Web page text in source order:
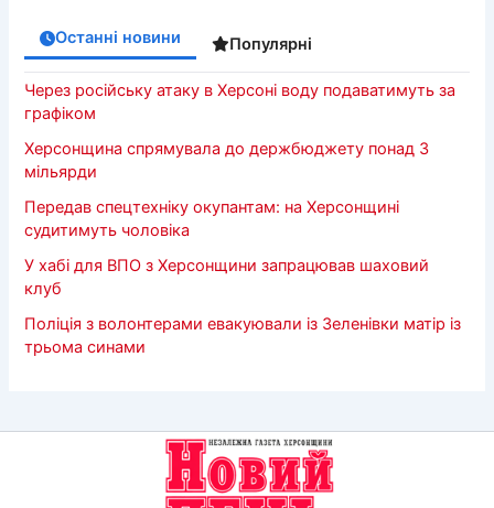
Останні новини Популярні
Через російську атаку в Херсоні воду подаватимуть за
графіком
Херсонщина спрямувала до держбюджету понад 3
мільярди
Передав спецтехніку окупантам: на Херсонщині
судитимуть чоловіка
У хабі для ВПО з Херсонщини запрацював шаховий
клуб
Поліція з волонтерами евакуювали із Зеленівки матір із
трьома синами